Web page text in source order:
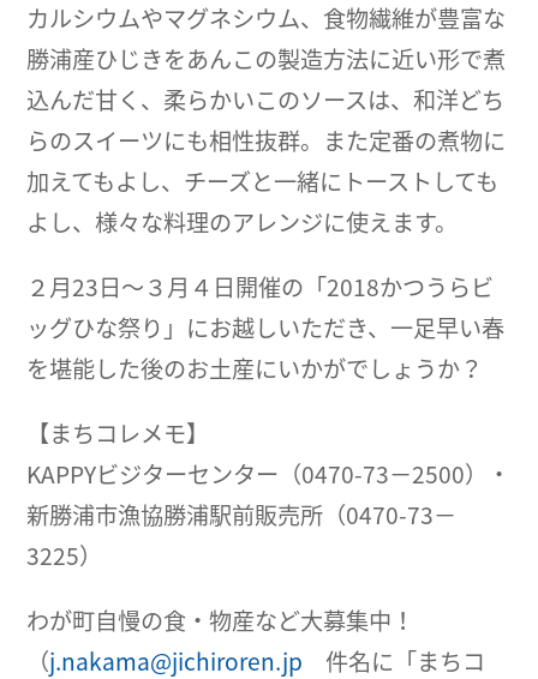
カルシウムやマグネシウム、食物繊維が豊富な
勝浦産ひじきをあんこの製造方法に近い形で煮
込んだ甘く、柔らかいこのソースは、和洋どち
らのスイーツにも相性抜群。また定番の煮物に
加えてもよし、チーズと一緒にトーストしても
よし、様々な料理のアレンジに使えます。
２月23日～３月４日開催の「2018かつうらビ
ッグひな祭り」にお越しいただき、一足早い春
を堪能した後のお土産にいかがでしょうか？
【まちコレメモ】
KAPPYビジターセンター（0470-73－2500）・
新勝浦市漁協勝浦駅前販売所（0470-73－
3225）
わが町自慢の食・物産など大募集中！
（j.nakama@jichiroren.jp 件名に「まちコ